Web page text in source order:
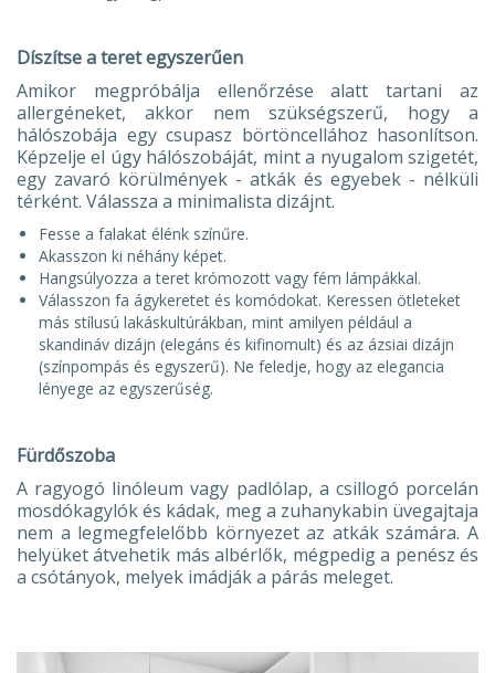
Díszítse a teret egyszerűen
Amikor megpróbálja ellenőrzése alatt tartani az
allergéneket, akkor nem szükségszerű, hogy a
hálószobája egy csupasz börtöncellához hasonlítson.
Képzelje el úgy hálószobáját, mint a nyugalom szigetét,
egy zavaró körülmények - atkák és egyebek - nélküli
térként. Válassza a minimalista dizájnt.
Fesse a falakat élénk színűre.
Akasszon ki néhány képet.
Hangsúlyozza a teret krómozott vagy fém lámpákkal.
Válasszon fa ágykeretet és komódokat. Keressen ötleteket
más stílusú lakáskultúrákban, mint amilyen például a
skandináv dizájn (elegáns és kifinomult) és az ázsiai dizájn
(színpompás és egyszerű). Ne feledje, hogy az elegancia
lényege az egyszerűség.
Fürdőszoba
A ragyogó linóleum vagy padlólap, a csillogó porcelán
mosdókagylók és kádak, meg a zuhanykabin üvegajtaja
nem a legmegfelelőbb környezet az atkák számára. A
helyüket átvehetik más albérlők, mégpedig a penész és
a csótányok, melyek imádják a párás meleget.